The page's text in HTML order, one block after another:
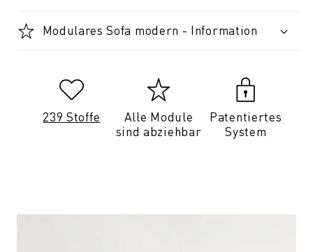
Modulares Sofa modern - Information
239 Stoffe
Alle Module
sind abziehbar
Patentiertes
System